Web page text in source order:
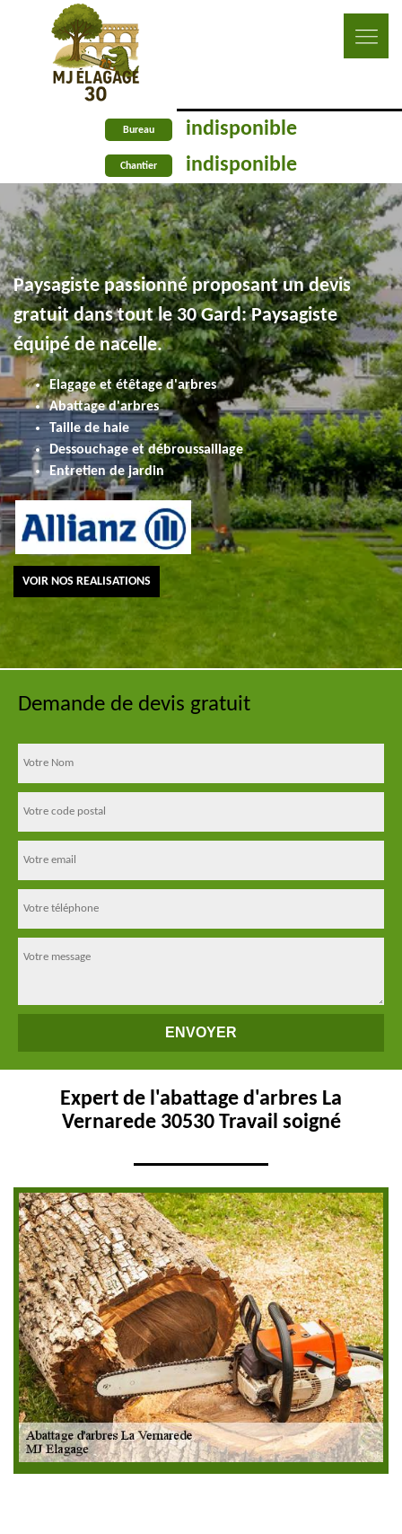
Bureau indisponible
Chantier indisponible
Paysagiste passionné proposant un devis
gratuit dans tout le 30 Gard: Paysagiste
équipé de nacelle.
Elagage et étêtage d'arbres
Abattage d'arbres
Taille de haie
Dessouchage et débroussaillage
Entretien de jardin
VOIR NOS REALISATIONS
Demande de devis gratuit
Expert de l'abattage d'arbres La
Vernarede 30530 Travail soigné